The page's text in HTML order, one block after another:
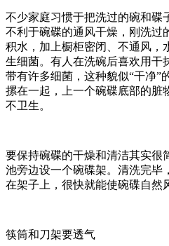
不少家庭习惯于把洗过的碗和碟
不利于碗碟的通风干燥，刚洗过
积水，加上橱柜密闭、不通风，
生细菌。有人在洗碗后喜欢用干
带有许多细菌，这种貌似“干净”
摞在一起，上一个碗碟底部的脏
不卫生。
要保持碗碟的干燥和清洁其实很
池旁边设一个碗碟架。清洗完毕
在架子上，很快就能使碗碟自然
筷筒和刀架要透气